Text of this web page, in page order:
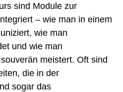
sind Module zur
– wie man in einem
wie man
und wie man
meistert. Oft sind
die in der
sogar das